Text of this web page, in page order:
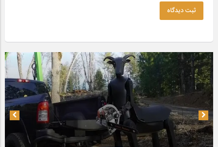
ثبت دیدگاه